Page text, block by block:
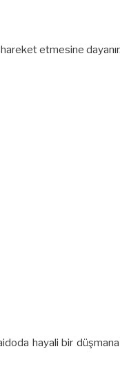
etmesine dayanır.
hayali bir